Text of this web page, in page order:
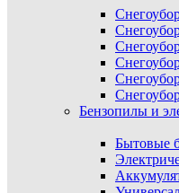
Бензопилы и
Бытовые